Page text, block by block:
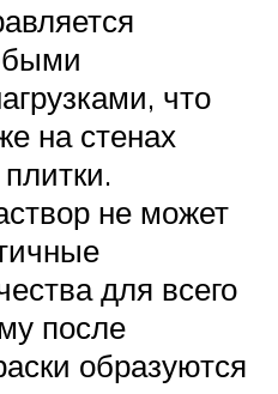
что
на стенах
не может
для всего
после
образуются